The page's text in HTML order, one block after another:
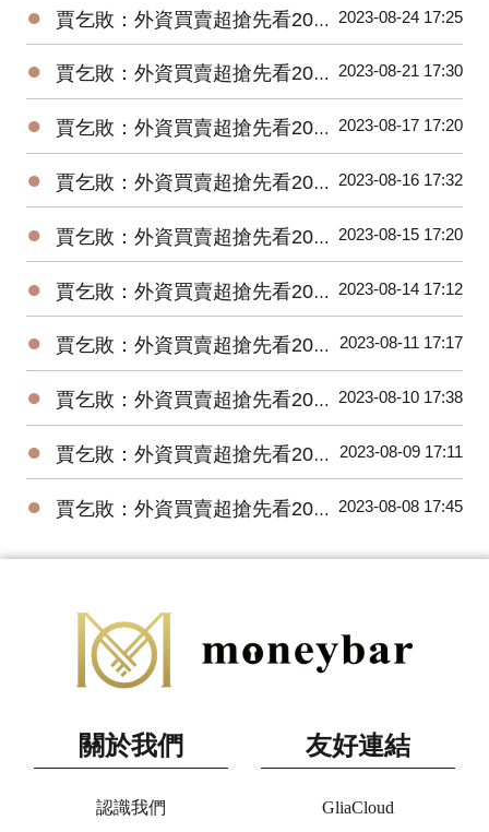
● 賈乞敗：外資買賣超搶先看20230824 2023-08-24 17:25
● 賈乞敗：外資買賣超搶先看20230821 2023-08-21 17:30
● 賈乞敗：外資買賣超搶先看20230817 2023-08-17 17:20
● 賈乞敗：外資買賣超搶先看20230816 2023-08-16 17:32
● 賈乞敗：外資買賣超搶先看20230815 2023-08-15 17:20
● 賈乞敗：外資買賣超搶先看20230814 2023-08-14 17:12
● 賈乞敗：外資買賣超搶先看20230811 2023-08-11 17:17
● 賈乞敗：外資買賣超搶先看20230810 2023-08-10 17:38
● 賈乞敗：外資買賣超搶先看20230809 2023-08-09 17:11
● 賈乞敗：外資買賣超搶先看20230808 2023-08-08 17:45
關於我們
認識我們
友好連結
GliaCloud